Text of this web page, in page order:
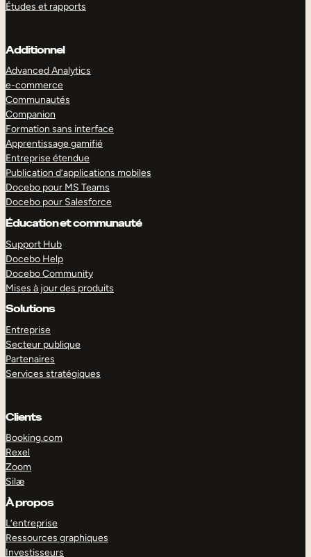
Études et rapports
Additionnel
Advanced Analytics
e-commerce
Communautés
Companion
Formation sans interface
Apprentissage gamifié
Entreprise étendue
Publication d’applications mobiles
Docebo pour MS Teams
Docebo pour Salesforce
Éducation et communauté
Support Hub
Docebo Help
Docebo Community
Mises à jour des produits
Solutions
Entreprise
Secteur publique
Partenaires
Services stratégiques
Clients
Booking.com
Rexel
Zoom
Silæ
À propos
L’entreprise
Ressources graphiques
Investisseurs